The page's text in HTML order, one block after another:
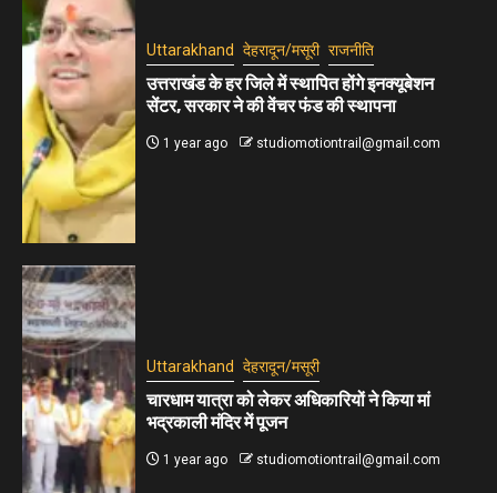
Uttarakhand देहरादून/मसूरी राजनीति
उत्तराखंड के हर जिले में स्थापित होंगे इनक्यूबेशन
सेंटर, सरकार ने की वेंचर फंड की स्थापना
1 year ago studiomotiontrail@gmail.com
Uttarakhand देहरादून/मसूरी
चारधाम यात्रा को लेकर अधिकारियों ने किया मां
भद्रकाली मंदिर में पूजन
1 year ago studiomotiontrail@gmail.com